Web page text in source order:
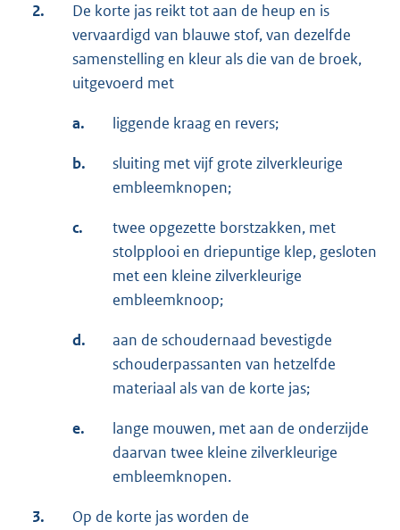
2.
De korte jas reikt tot aan de heup en is
vervaardigd van blauwe stof, van dezelfde
samenstelling en kleur als die van de broek,
uitgevoerd met
a. liggende kraag en revers;
b.
sluiting met vijf grote zilverkleurige
embleemknopen;
c.
twee opgezette borstzakken, met
stolpplooi en driepuntige klep, gesloten
met een kleine zilverkleurige
embleemknoop;
d.
aan de schoudernaad bevestigde
schouderpassanten van hetzelfde
materiaal als van de korte jas;
e.
lange mouwen, met aan de onderzijde
daarvan twee kleine zilverkleurige
embleemknopen.
3.
Op de korte jas worden de